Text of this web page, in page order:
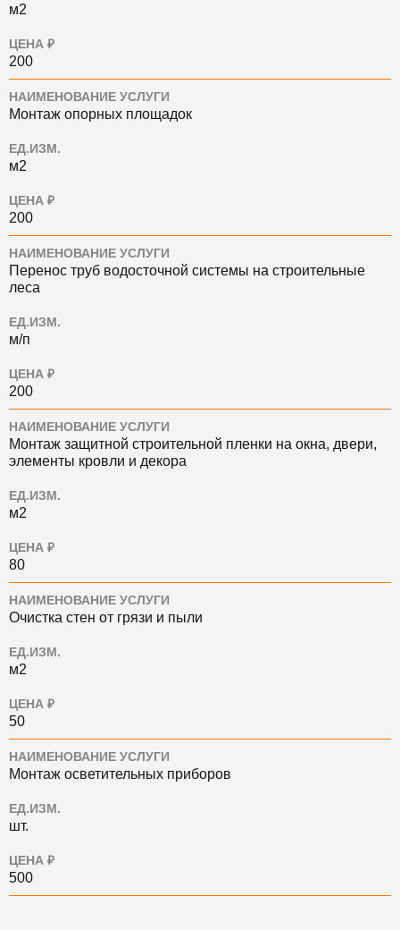
м2
ЦЕНА ₽
200
НАИМЕНОВАНИЕ УСЛУГИ
Монтаж опорных площадок
ЕД.ИЗМ.
м2
ЦЕНА ₽
200
НАИМЕНОВАНИЕ УСЛУГИ
Перенос труб водосточной системы на строительные
леса
ЕД.ИЗМ.
м/п
ЦЕНА ₽
200
НАИМЕНОВАНИЕ УСЛУГИ
Монтаж защитной строительной пленки на окна, двери,
элементы кровли и декора
ЕД.ИЗМ.
м2
ЦЕНА ₽
80
НАИМЕНОВАНИЕ УСЛУГИ
Очистка стен от грязи и пыли
ЕД.ИЗМ.
м2
ЦЕНА ₽
50
НАИМЕНОВАНИЕ УСЛУГИ
Монтаж осветительных приборов
ЕД.ИЗМ.
шт.
ЦЕНА ₽
500